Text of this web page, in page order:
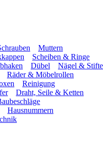
Muttern
Scheiben & Ringe
Dübel
Nägel & Stifte
Räder & Möbelrollen
Reinigung
Draht, Seile & Ketten
Hausnummern